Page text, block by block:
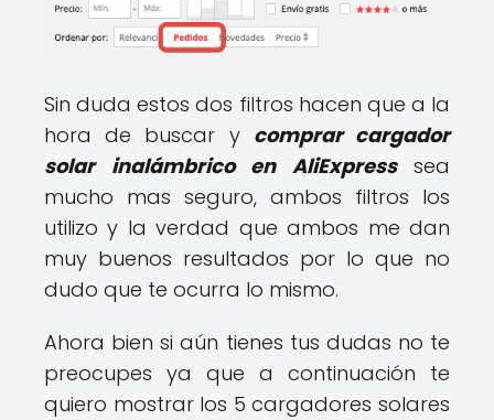
Sin duda estos dos filtros hacen que a la
hora de buscar y comprar cargador
solar inalámbrico en AliExpresssea
mucho mas seguro, ambos filtros los
utilizo y la verdad que ambos me dan
muy buenos resultados por lo que no
dudo que te ocurra lo mismo.
Ahora bien si aún tienes tus dudas no te
preocupes ya que a continuación te
quiero mostrar los 5 cargadores solares